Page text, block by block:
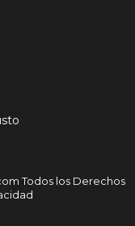
Telecom